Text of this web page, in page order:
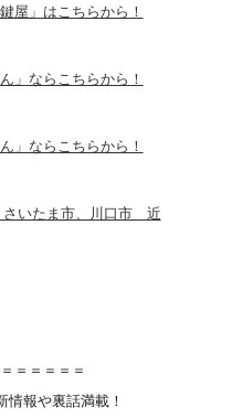
屋」はこちらから！
」ならこちらから！
」ならこちらから！
いたま市、川口市 近
＝＝＝＝＝
報や裏話満載！